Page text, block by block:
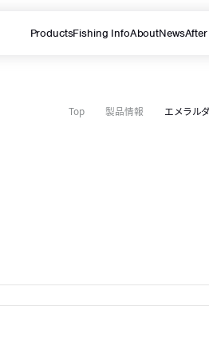
ProductsFishing InfoAboutNews
サイト内を検索する
Top 製品情報 エメラル